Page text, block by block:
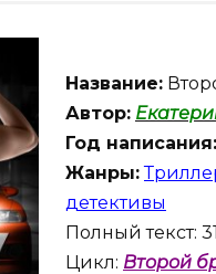
Название:
Автор:
Год написания:
Жанры:
детективы
Полный текст:
Цикл: Второй